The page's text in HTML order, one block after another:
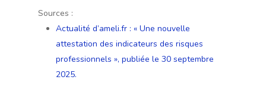
Sources :
Actualité d’ameli.fr : « Une nouvelle
attestation des indicateurs des risques
professionnels », publiée le 30 septembre
2025.